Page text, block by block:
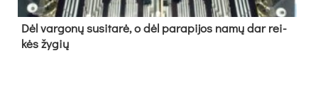
Dėl var­go­nų su­si­ta­rė, o dėl pa­ra­pi­jos na­mų dar rei­
kės žy­gių